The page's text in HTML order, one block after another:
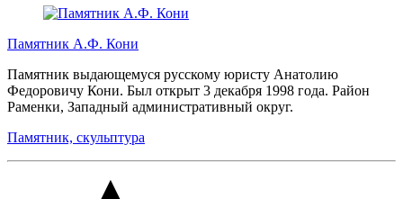
Памятник А.Ф. Кони
Памятник выдающемуся русскому юристу Анатолию
Федоровичу Кони. Был открыт 3 декабря 1998 года. Район
Раменки, Западный административный округ.
Памятник, скульптура